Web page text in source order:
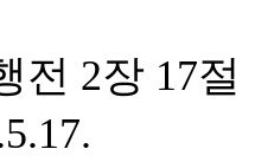
전 2장 17절